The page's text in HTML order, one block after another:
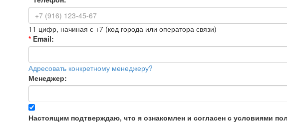
11 цифр, начиная с +7 (код города или оператора связи)
* Email:
Адресовать конкретному менеджеру?
Менеджер:
Настоящим подтверждаю, что я ознакомлен и согласен с условиями